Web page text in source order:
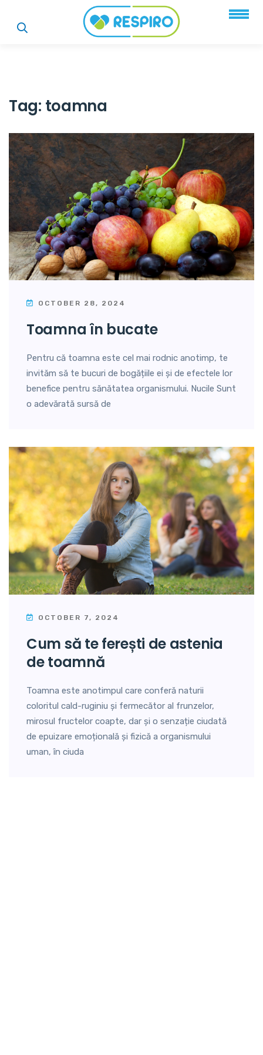
Tag: toamna
OCTOBER 28, 2024
toamna în bucate
Pentru că toamna este cel mai rodnic anotimp, te
invităm să te bucuri de bogățiile ei și de efectele lor
benefice pentru sănătatea organismului. Nucile Sunt
o adevărată sursă de
OCTOBER 7, 2024
cum să te ferești de astenia
de toamnă
Toamna este anotimpul care conferă naturii
coloritul cald-ruginiu și fermecător al frunzelor,
mirosul fructelor coapte, dar și o senzație ciudată
de epuizare emoțională și fizică a organismului
uman, în ciuda